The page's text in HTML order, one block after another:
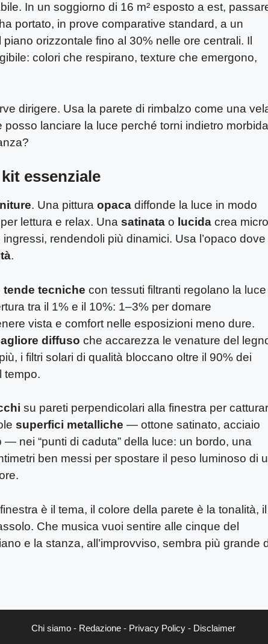
In un soggiorno di 16 m² esposto a est,
portato, in prove comparative standard, a un
orizzontale fino al 30% nelle ore centrali. Il
colori che respirano, texture che emergono,
dirigere. Usa la parete di rimbalzo come una
lanciare la luce perché torni indietro
essenziale
. Una pittura opaca diffonde la luce in modo
lettura e relax. Una satinata o lucida crea micro
rendendoli più dinamici. Usa l’opaco dove
.
tende tecniche con tessuti filtranti regolano la luce
tra il 1% e il 10%: 1–3% per domare
vista e comfort nelle esposizioni meno dure.
diffuso che accarezza le venature del
i filtri solari di qualità bloccano oltre il 90% dei
tempo.
su pareti perpendicolari alla finestra per
superfici metalliche — ottone satinato, acciaio
nei “punti di caduta” della luce: un bordo, una
ben messi per spostare il peso luminoso di
è il tema, il colore della parete è la tonalità, il
Che musica vuoi sentire alle cinque del
e la stanza, all’improvviso, sembra più grande
Chi siamo- Redazione- Privacy Policy- Disclaimer